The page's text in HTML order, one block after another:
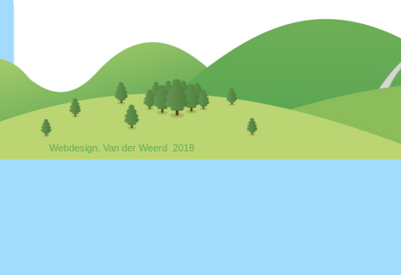
Webdesign. Van der Weerd 2018